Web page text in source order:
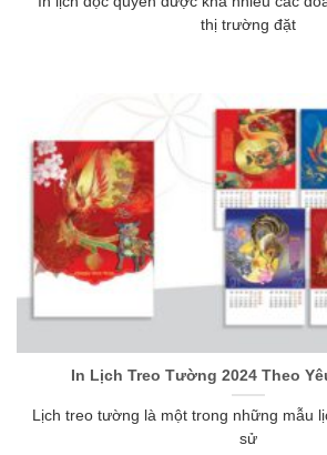
thị trường đặt
In Lịch Treo Tường 2024 Theo
Lịch treo tường là một trong những mẫu
sử